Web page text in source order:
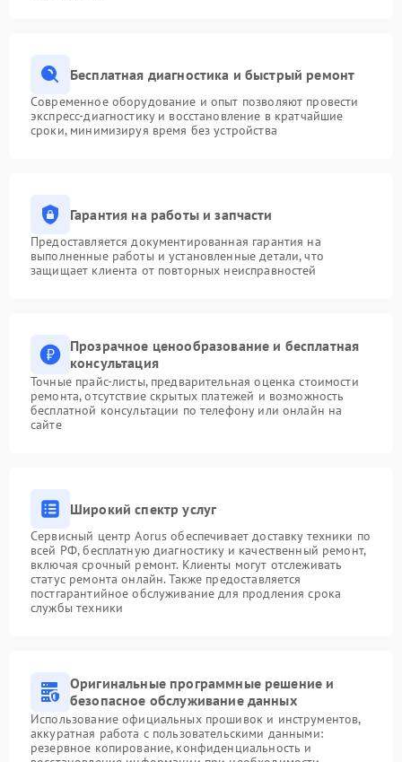
Бесплатная диагностика и быстрый ремонт
Современное оборудование и опыт позволяют провести
экспресс-диагностику и восстановление в кратчайшие
сроки, минимизируя время без устройства
Гарантия на работы и запчасти
Предоставляется документированная гарантия на
выполненные работы и установленные детали, что
защищает клиента от повторных неисправностей
Прозрачное ценообразование и бесплатная
консультация
Точные прайс-листы, предварительная оценка стоимости
ремонта, отсутствие скрытых платежей и возможность
бесплатной консультации по телефону или онлайн на
сайте
Широкий спектр услуг
Сервисный центр Aorus обеспечивает доставку техники по
всей РФ, бесплатную диагностику и качественный ремонт,
включая срочный ремонт. Клиенты могут отслеживать
статус ремонта онлайн. Также предоставляется
постгарантийное обслуживание для продления срока
службы техники
Оригинальные программные решение и
безопасное обслуживание данных
Использование официальных прошивок и инструментов,
аккуратная работа с пользовательскими данными:
резервное копирование, конфиденциальность и